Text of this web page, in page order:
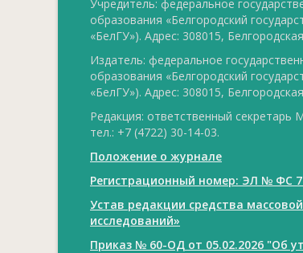
Учредитель: федеральное
образования «Белгородский
«БелГУ»). Адрес: 308015,
Издатель: федеральное
образования «Белгородский
«БелГУ»). Адрес: 308015,
Редакция: ответственный
тел.: +7 (4722) 30-14-03.
Положение о журнале
Регистрационный номер: ЭЛ № ФС
Устав редакции средства
исследований»
Приказ № 60-ОД от 05.02.2026 "Об